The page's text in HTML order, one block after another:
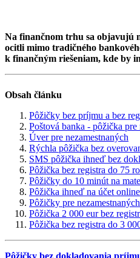
Na finančnom trhu sa objavujú
ocitli mimo tradičného
k finančným riešeniam, kde by
Obsah článku
Pôžičky bez príjmu a bez
Poštová banka - pôžička pre
Úver pre nezamestnaných
Rýchla pôžička bez
SMS pôžička ihneď bez
Pôžička bez registra do 75
Pôžičky do 10 minút na
Pôžička ihneď na účet
Pôžičky pre
Pôžička 2 000 eur bez
Pôžička bez registra do 3